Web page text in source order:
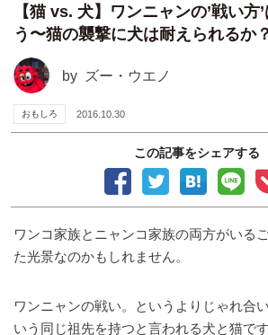
【猫 vs. 犬】ワンニャンの’戦い方
う〜猫の襲撃に犬は耐えられるか？
by ズー・ウエノ
おもしろ 2016.10.30
この記事をシェアする
ワンコ家族とニャンコ家族の両方がいる
た光景なのかもしれません。
ワンニャンの戦い。というよりじゃれ合
いう同じ祖先を持つと言われる犬と猫で